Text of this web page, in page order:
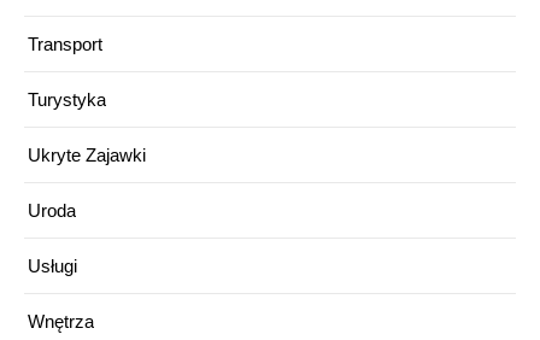
Transport
Turystyka
Ukryte Zajawki
Uroda
Usługi
Wnętrza